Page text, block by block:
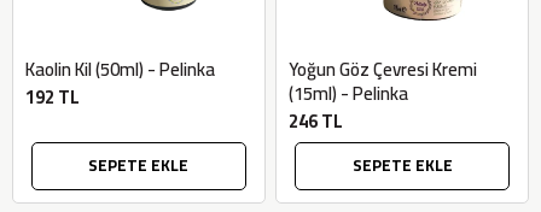
Kaolin Kil (50ml) - Pelinka
192 TL
SEPETE EKLE
Yoğun Göz Çevresi Kremi
(15ml) - Pelinka
246 TL
SEPETE EKLE